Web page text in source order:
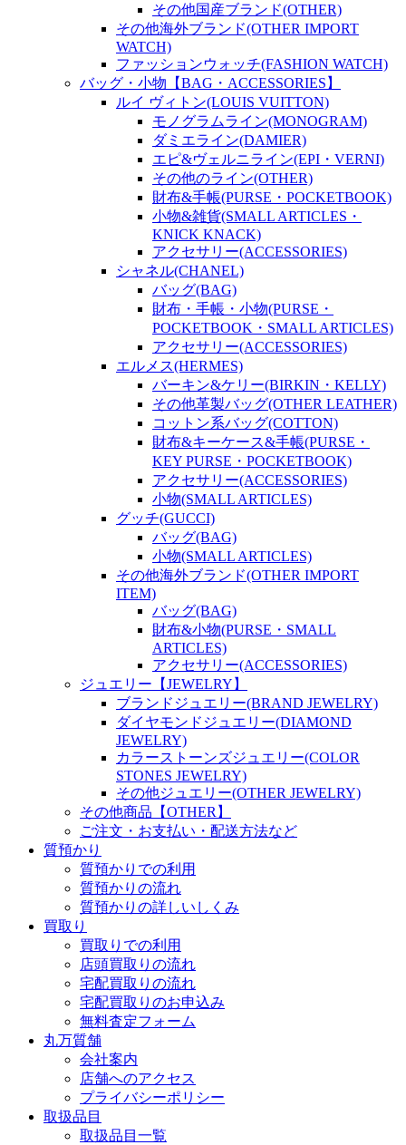
その他国産ブランド(OTHER)
その他海外ブランド(OTHER IMPORT
WATCH)
ファッションウォッチ(FASHION WATCH)
バッグ・小物【BAG・ACCESSORIES】
ルイ ヴィトン(LOUIS VUITTON)
モノグラムライン(MONOGRAM)
ダミエライン(DAMIER)
エピ&ヴェルニライン(EPI・VERNI)
その他のライン(OTHER)
財布&手帳(PURSE・POCKETBOOK)
小物&雑貨(SMALL ARTICLES・
KNICK KNACK)
アクセサリー(ACCESSORIES)
シャネル(CHANEL)
バッグ(BAG)
財布・手帳・小物(PURSE・
POCKETBOOK・SMALL ARTICLES)
アクセサリー(ACCESSORIES)
エルメス(HERMES)
バーキン&ケリー(BIRKIN・KELLY)
その他革製バッグ(OTHER LEATHER)
コットン系バッグ(COTTON)
財布&キーケース&手帳(PURSE・
KEY PURSE・POCKETBOOK)
アクセサリー(ACCESSORIES)
小物(SMALL ARTICLES)
グッチ(GUCCI)
バッグ(BAG)
小物(SMALL ARTICLES)
その他海外ブランド(OTHER IMPORT
ITEM)
バッグ(BAG)
財布&小物(PURSE・SMALL
ARTICLES)
アクセサリー(ACCESSORIES)
ジュエリー【JEWELRY】
ブランドジュエリー(BRAND JEWELRY)
ダイヤモンドジュエリー(DIAMOND
JEWELRY)
カラーストーンズジュエリー(COLOR
STONES JEWELRY)
その他ジュエリー(OTHER JEWELRY)
その他商品【OTHER】
ご注文・お支払い・配送方法など
質預かり
質預かりでの利用
質預かりの流れ
質預かりの詳しいしくみ
買取り
買取りでの利用
店頭買取りの流れ
宅配買取りの流れ
宅配買取りのお申込み
無料査定フォーム
丸万質舗
会社案内
店舗へのアクセス
プライバシーポリシー
取扱品目
取扱品目一覧